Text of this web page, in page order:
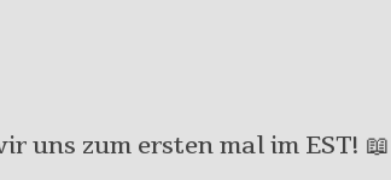
uns zum ersten mal im EST!